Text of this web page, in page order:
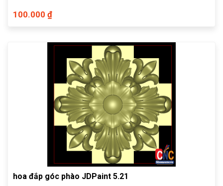
100.000 ₫
hoa đắp góc phào JDPaint 5.21